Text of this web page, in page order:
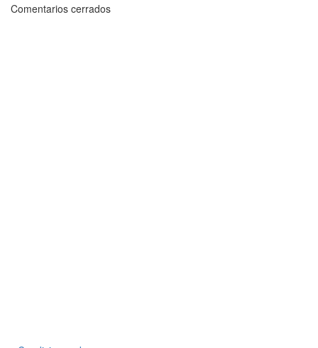
Comentarios cerrados